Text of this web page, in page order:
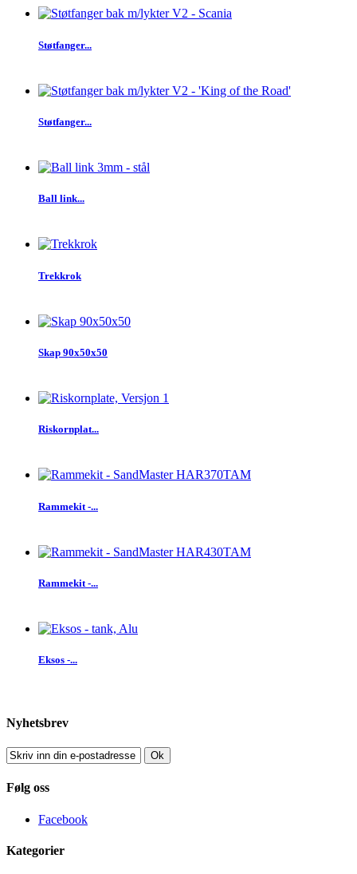
Støtfanger...
Støtfanger...
Ball link...
Trekkrok
Skap 90x50x50
Riskornplat...
Rammekit -...
Rammekit -...
Eksos -...
Nyhetsbrev
Ok
Følg oss
Facebook
Kategorier